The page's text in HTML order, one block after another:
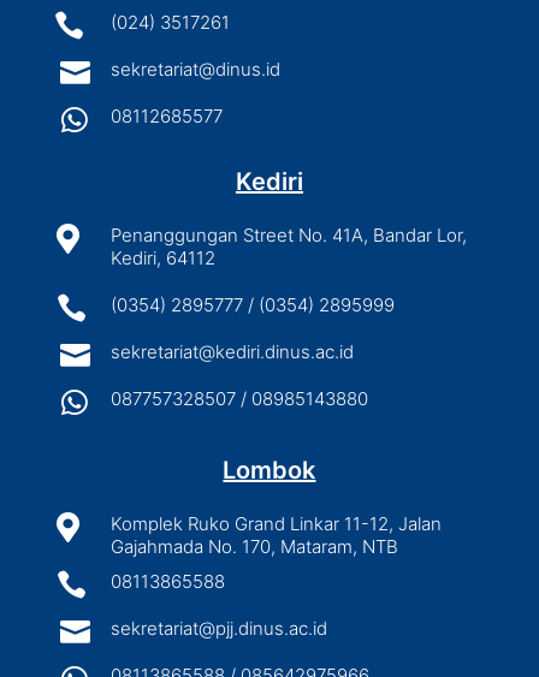
 (024) 3517261
 sekretariat@dinus.id
 08112685577
Kediri

Penanggungan Street No. 41A, Bandar Lor,
Kediri, 64112
 (0354) 2895777 / (0354) 2895999
 sekretariat@kediri.dinus.ac.id
 087757328507 / 08985143880
Lombok

Komplek Ruko Grand Linkar 11-12, Jalan
Gajahmada No. 170, Mataram, NTB
 08113865588
 sekretariat@pjj.dinus.ac.id